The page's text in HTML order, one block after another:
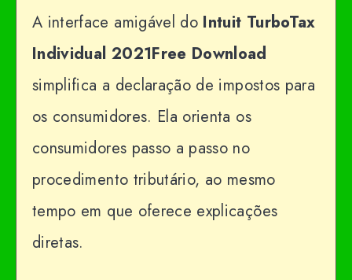
A interface amigável do Intuit TurboTax
Individual 2021Free Download
simplifica a declaração de impostos para
os consumidores. Ela orienta os
consumidores passo a passo no
procedimento tributário, ao mesmo
tempo em que oferece explicações
diretas.